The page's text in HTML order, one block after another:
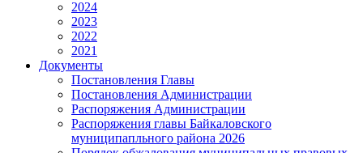
2024
2023
2022
2021
Документы
Постановления Главы
Постановления Администрации
Распоряжения Администрации
Распоряжения главы Байкаловского
муниципапльного района 2026